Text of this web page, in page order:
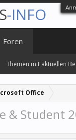
Office
& Student
-INFO
Foren
Themen mit aktuellen